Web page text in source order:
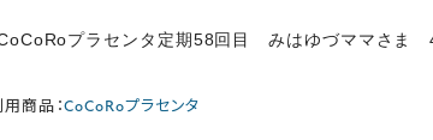
プラセンタ定期58回目 みはゆづママさま
用商品：CoCoRoプラセンタ